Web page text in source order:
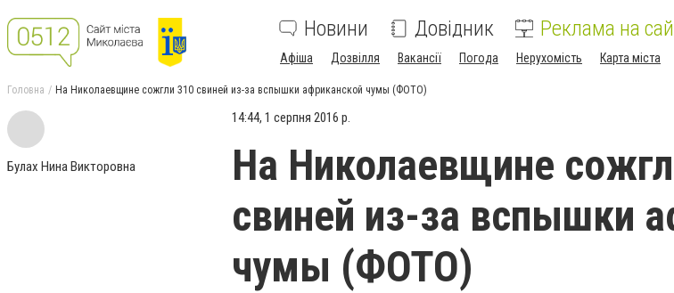
Новини Довідник Реклама на
Афіша Дозвілля Вакансії Погода Нерухомість Карта міста
Головна На Николаевщине сожгли 310 свиней из-за вспышки африканской чумы (ФОТО)
Булах Нина Викторовна
14:44, 1 серпня 2016 р.
На Николаевщине
свиней из-за вспышки
чумы (ФОТО)